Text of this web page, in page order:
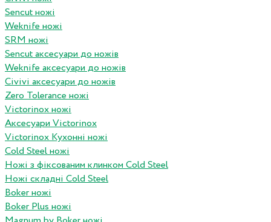
Sencut ножі
Weknife ножі
SRM ножі
Sencut аксесуари до ножів
Weknife аксесуари до ножів
Civivi аксесуари до ножів
Zero Tolerance ножі
Victorinox ножі
Аксесуари Victorinox
Victorinox Кухонні ножі
Cold Steel ножі
Ножі з фіксованим клинком Cold Steel
Ножі складні Cold Steel
Boker ножі
Boker Plus ножі